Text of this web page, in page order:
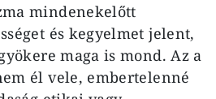
mindenekelőtt
és kegyelmet jelent,
maga is mond. Az a
él vele, embertelenné